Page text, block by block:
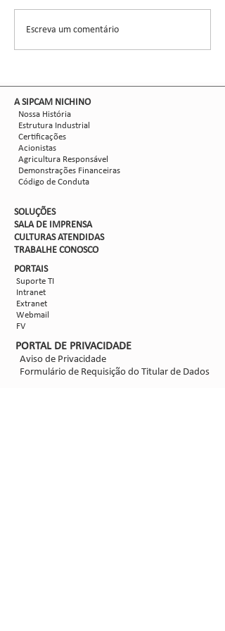
Nova safra de milho:
como mitigar as perdas
Escreva um comentário
​A SIPCAM NICHINO
Nossa História
Estrutura Industrial
Certificações
Acionistas
Agricultura Responsável
Demonstrações Financeiras
Código de Conduta
SOLUÇÕES
SALA DE IMPRENSA
CULTURAS ATENDIDAS
TRABALHE CONOSCO
PORTAIS
Suporte TI
Intranet
Extranet
Webmail
FV
PORTAL DE PRIVACIDADE
Aviso de Privacidade
Formulário de Requisição do Titular de Dados